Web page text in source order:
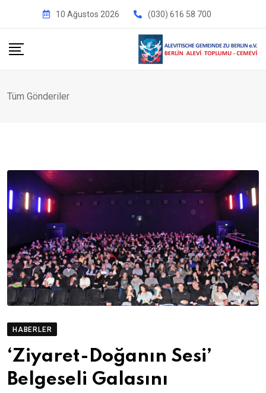
10 Ağustos 2026 (030) 616 58 700
Tüm Gönderiler
HABERLER
‘Ziyaret-Doğanın Sesi’
Belgeseli Galasını